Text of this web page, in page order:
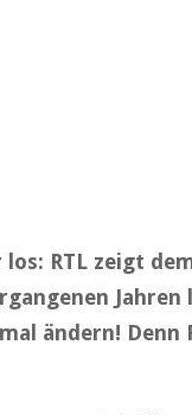
los: RTL zeigt
ändern!